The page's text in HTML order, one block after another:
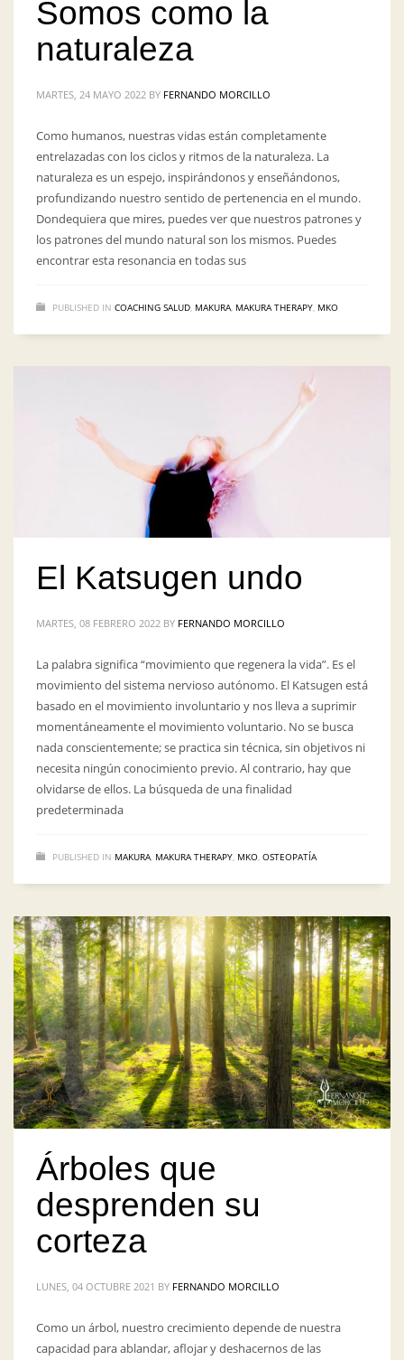
Somos como la
naturaleza
MARTES, 24 MAYO 2022 BY FERNANDO MORCILLO
Como humanos, nuestras vidas están completamente
entrelazadas con los ciclos y ritmos de la naturaleza. La
naturaleza es un espejo, inspirándonos y enseñándonos,
profundizando nuestro sentido de pertenencia en el mundo.
Dondequiera que mires, puedes ver que nuestros patrones y
los patrones del mundo natural son los mismos. Puedes
encontrar esta resonancia en todas sus
PUBLISHED IN COACHING SALUD, MAKURA, MAKURA THERAPY, MKO
El Katsugen undo
MARTES, 08 FEBRERO 2022 BY FERNANDO MORCILLO
La palabra significa “movimiento que regenera la vida”. Es el
movimiento del sistema nervioso autónomo. El Katsugen está
basado en el movimiento involuntario y nos lleva a suprimir
momentáneamente el movimiento voluntario. No se busca
nada conscientemente; se practica sin técnica, sin objetivos ni
necesita ningún conocimiento previo. Al contrario, hay que
olvidarse de ellos. La búsqueda de una finalidad
predeterminada
PUBLISHED IN MAKURA, MAKURA THERAPY, MKO, OSTEOPATÍA
Árboles que
desprenden su
corteza
LUNES, 04 OCTUBRE 2021 BY FERNANDO MORCILLO
Como un árbol, nuestro crecimiento depende de nuestra
capacidad para ablandar, aflojar y deshacernos de las